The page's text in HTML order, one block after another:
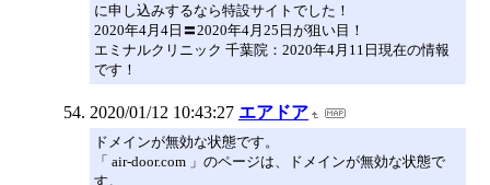
に申し込みするなら特設サイトでした！
2020年4月4日〓2020年4月25日が狙い目！
エミナルクリニック 千葉院：2020年4月11日現在の情報
です！
2020/01/12 10:43:27 エアドア
ドメインが無効な状態です。
「 air-door.com 」のページは、ドメインが無効な状態で
す。